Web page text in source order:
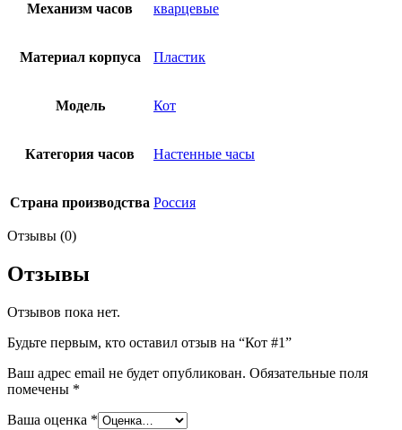
Механизм часов кварцевые
Материал корпуса Пластик
Модель Кот
Категория часов Настенные часы
Страна производства Россия
Отзывы (0)
Отзывы
Отзывов пока нет.
Будьте первым, кто оставил отзыв на “Кот #1”
Ваш адрес email не будет опубликован. Обязательные поля
помечены *
Ваша оценка *